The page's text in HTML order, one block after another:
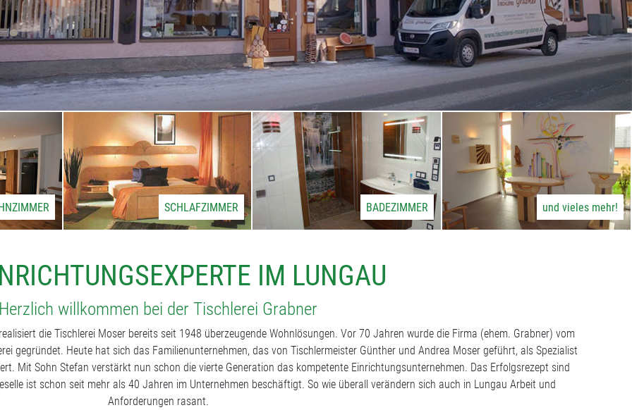
SCHLAFZIMMER BADEZIMMER und vieles mehr!
IM LUNGAU
Herzlich willkommen bei der Tischlerei Grabner
die Tischlerei Moser bereits seit 1948 überzeugende Wohnlösungen. Vor 70 Jahren wurde die Firma (ehem. Grabner) vom
gegründet. Heute hat sich das Familienunternehmen, das von Tischlermeister Günther und Andrea Moser geführt, als Spezialist
Mit Sohn Stefan verstärkt nun schon die vierte Generation das kompetente Einrichtungsunternehmen. Das Erfolgsrezept sind
ist schon seit mehr als 40 Jahren im Unternehmen beschäftigt. So wie überall verändern sich auch in Lungau Arbeit und
Anforderungen rasant.